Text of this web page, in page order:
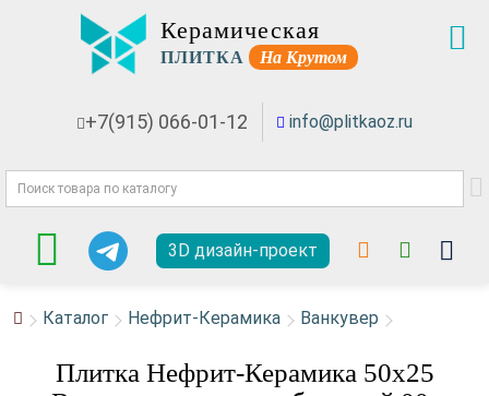
Керамическая
ПЛИТКА На Крутом
+7(915) 066-01-12 info@plitkaoz.ru
3D дизайн-проект
Каталог Нефрит-Керамика Ванкувер
Плитка Нефрит-Керамика 50x25